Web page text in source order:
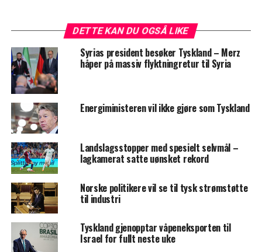
DETTE KAN DU OGSÅ LIKE
Syrias president besøker Tyskland – Merz
håper på massiv flyktningretur til Syria
Energiministeren vil ikke gjøre som Tyskland
Landslagsstopper med spesielt selvmål –
lagkamerat satte uønsket rekord
Norske politikere vil se til tysk strømstøtte
til industri
Tyskland gjenopptar våpeneksporten til
Israel for fullt neste uke